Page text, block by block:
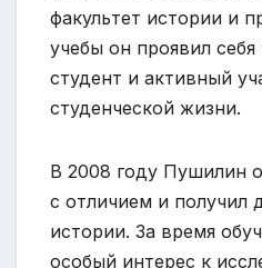
факультет истории и
учебы он проявил
студент и активный
студенческой жизни.
В 2008 году Пушилин
с отличием и получил
истории. За время
особый интерес к